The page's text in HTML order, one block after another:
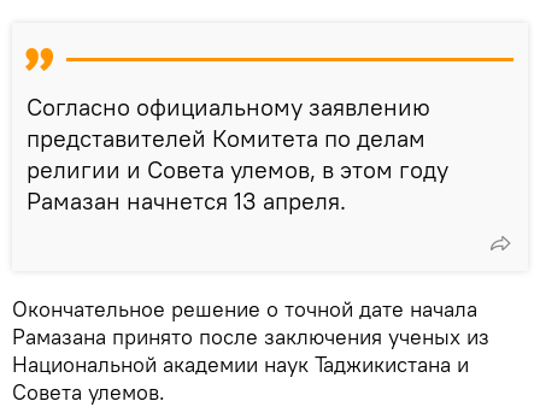
Согласно официальному заявлению
представителей Комитета по делам
религии и Совета улемов, в этом году
Рамазан начнется 13 апреля.
Окончательное решение о точной дате начала
Рамазана принято после заключения ученых из
Национальной академии наук Таджикистана и
Совета улемов.